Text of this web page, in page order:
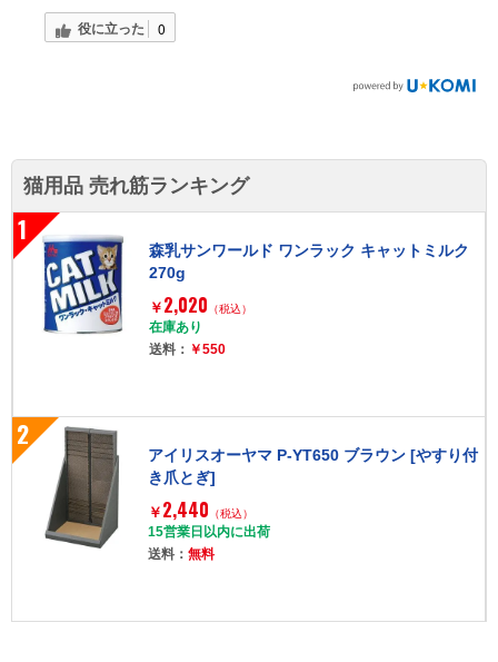
役に立った 0
猫用品 売れ筋ランキング
1
森乳サンワールド ワンラック キャットミルク
270g
￥ 2,020 （税込）
在庫あり
送料： ￥550
2
アイリスオーヤマ P-YT650 ブラウン [やすり付
き爪とぎ]
￥ 2,440 （税込）
15営業日以内に出荷
送料：無料